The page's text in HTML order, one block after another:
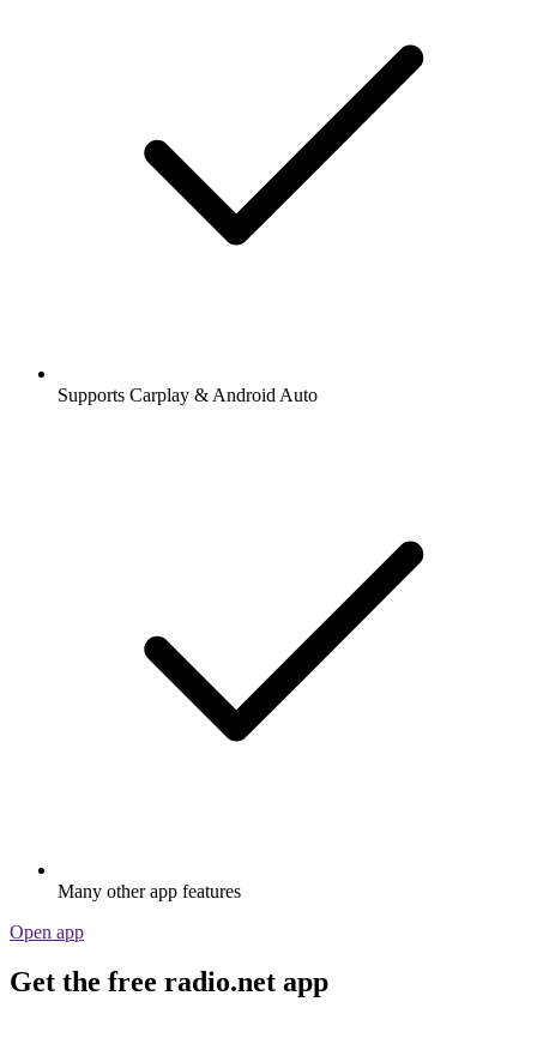
Supports Carplay & Android Auto
Many other app features
Open app
Get the free radio.net app